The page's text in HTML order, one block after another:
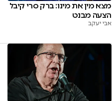
מצא מין את מינו: ברק סרי קיבל
הצעה מבנט
אבי יעקב